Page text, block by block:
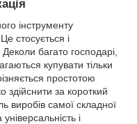
інструменту
стосується і
Деколи багато господарі,
купувати тільки
простотою
здійснити за короткий
виробів самої складної
і